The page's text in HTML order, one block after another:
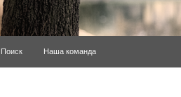
Поиск Наша команда